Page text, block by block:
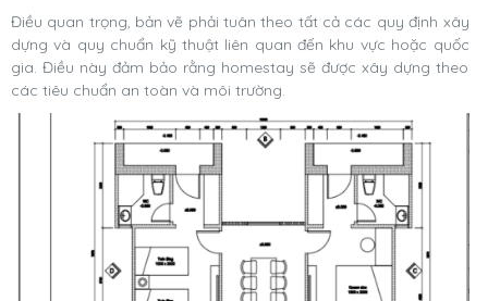
Điều quan trọng, bản vẽ phải tuân theo tất cả các quy định xây
dựng và quy chuẩn kỹ thuật liên quan đến khu vực hoặc quốc
gia. Điều này đảm bảo rằng homestay sẽ được xây dựng theo
các tiêu chuẩn an toàn và môi trường.